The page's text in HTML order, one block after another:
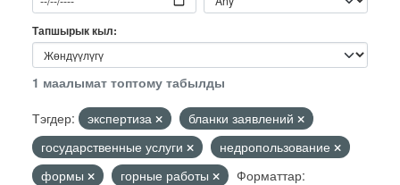
Тапшырык кыл
1 маалымат топтому табылды
Тэгдер:
экспертиза
бланки заявлений
государственные услуги
недропользование
формы
горные работы
Форматтар: